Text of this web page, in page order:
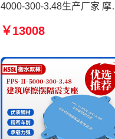
4000-300-3.48生产厂家 摩
3.48厂家 FPS摩擦摆支座
￥13008